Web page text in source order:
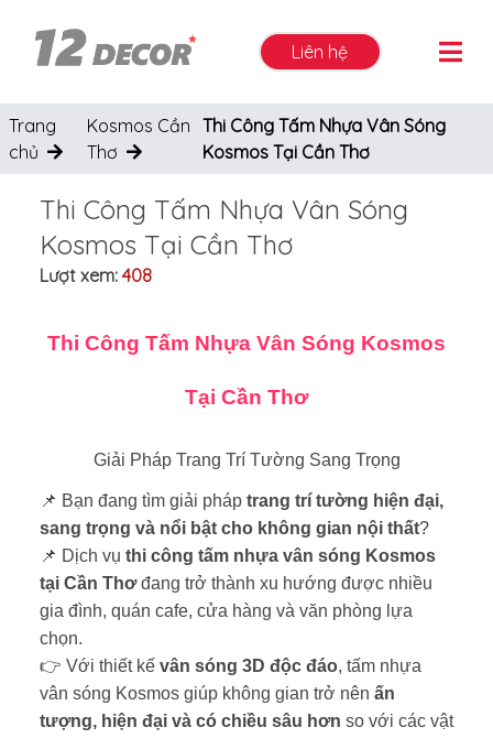
Liên hệ
Trang
chủ
Kosmos Cần
Thơ
Thi Công Tấm Nhựa Vân Sóng
Kosmos Tại Cần Thơ
Thi Công Tấm Nhựa Vân Sóng
Kosmos Tại Cần Thơ
Lượt xem: 408
Thi Công Tấm Nhựa Vân Sóng Kosmos
Tại Cần Thơ
Giải Pháp Trang Trí Tường Sang Trọng
📌 Bạn đang tìm giải pháp trang trí tường hiện đại,
sang trọng và nổi bật cho không gian nội thất?
📌 Dịch vụ thi công tấm nhựa vân sóng Kosmos
tại Cần Thơđang trở thành xu hướng được nhiều
gia đình, quán cafe, cửa hàng và văn phòng lựa
chọn.
👉 Với thiết kế vân sóng 3D độc đáo, tấm nhựa
vân sóng Kosmos giúp không gian trở nên ấn
tượng, hiện đại và có chiều sâu hơn so với các vật